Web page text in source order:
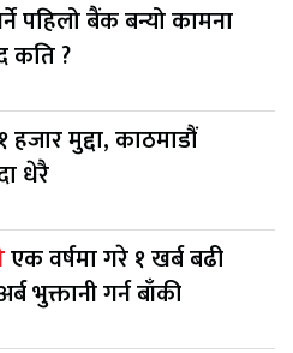
पहिलो बैंक बन्यो कामना
कति ?
मुद्दा, काठमाडौं
धेरै
एक वर्षमा गरे १ खर्ब बढी
भुक्तानी गर्न बाँकी